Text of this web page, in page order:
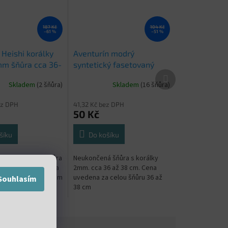
187 Kč
–61 %
korálky
šňůra cca 36-
Skladem (2 šňůra)
DPH
cca 2x4mm šňůra
Cena uvedena za
o délce 36 až 38 cm
104 Kč
–51 %
Aventurín modrý
syntetický fasetovaný
Skladem (16 šňůra)
41,32 Kč bez DPH
50 Kč
Do košíku
Neukončená šňůra s korálky
2mm. cca 36 až 38 cm. Cena
uvedena za celou šňůru 36 až
38 cm
produkt